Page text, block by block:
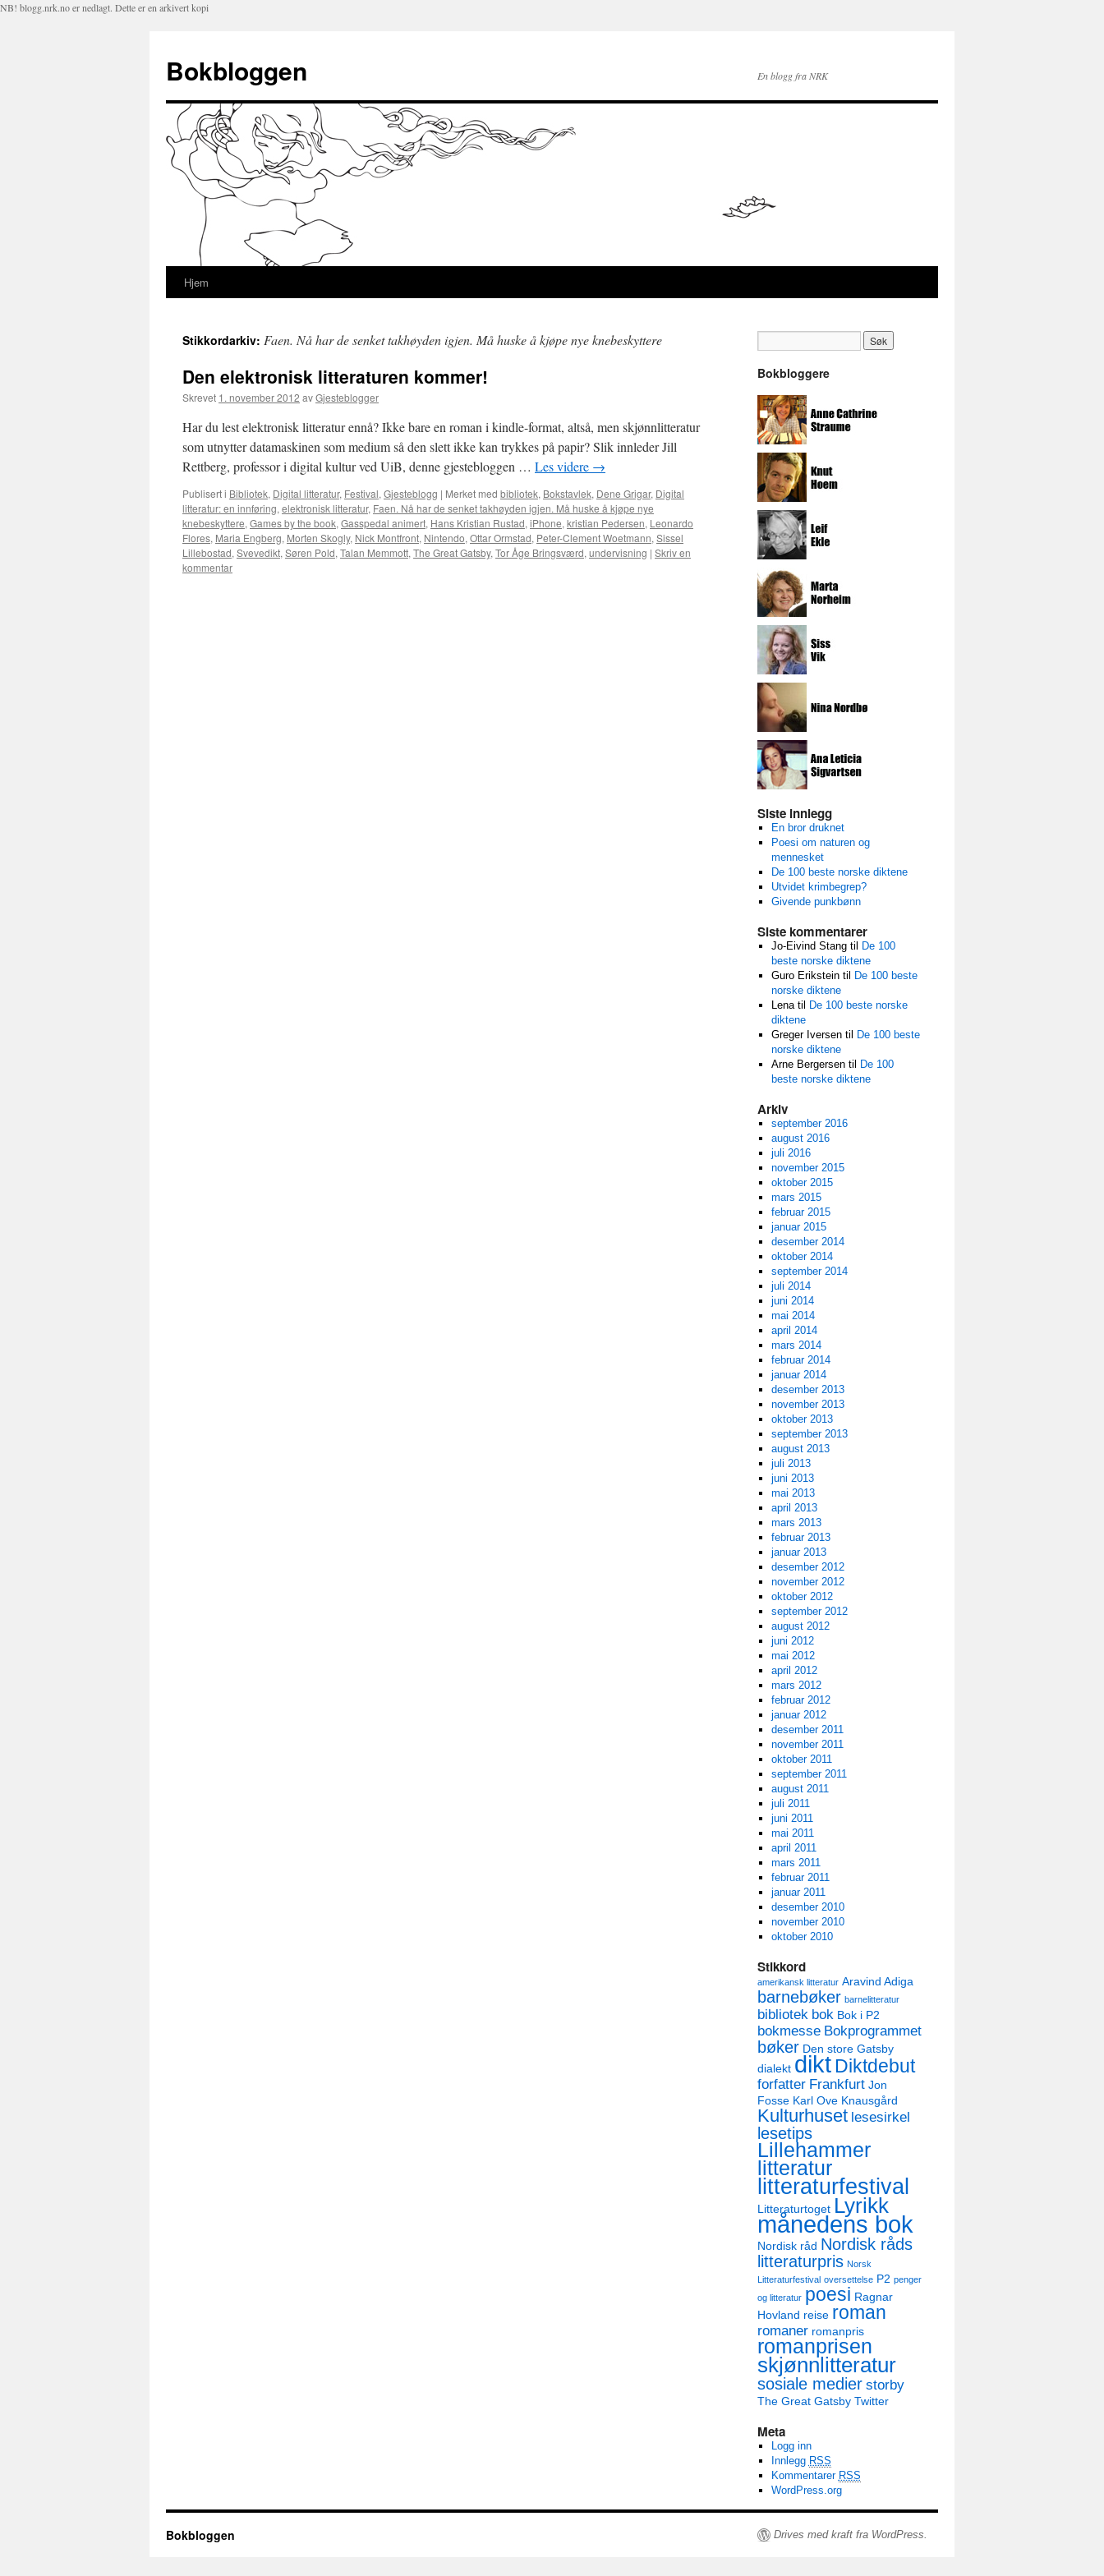
NB! blogg.nrk.no er nedlagt. Dette er en arkivert kopi
Bokbloggen En blogg fra NRK
Hopp
innhold
Hjem
Stikkordarkiv: Faen. Nå har de senket takhøyden igjen. Må huske å kjøpe nye knebeskyttere
Den elektronisk litteraturen kommer!
Skrevet 1. november 2012 avGjesteblogger
Har du lest elektronisk litteratur ennå? Ikke bare en roman i kindle-format, altså, men skjønnlitteratur
som utnytter datamaskinen som medium så den slett ikke kan trykkes på papir? Slik innleder Jill
Rettberg, professor i digital kultur ved UiB, denne gjestebloggen … Les videre →
Publisert i Bibliotek, Digital litteratur, Festival, Gjesteblogg | Merket med bibliotek, Bokstavlek, Dene Grigar, Digital
litteratur: en innføring, elektronisk litteratur, Faen. Nå har de senket takhøyden igjen. Må huske å kjøpe nye
knebeskyttere, Games by the book, Gasspedal animert, Hans Kristian Rustad, iPhone, kristian Pedersen, Leonardo
Flores, Maria Engberg, Morten Skogly, Nick Montfront, Nintendo, Ottar Ormstad, Peter-Clement Woetmann, Sissel
Lillebostad, Svevedikt, Søren Pold, Talan Memmott, The Great Gatsby, Tor Åge Bringsværd, undervisning | Skriv en
kommentar
Bokbloggere
Siste innlegg
En bror druknet
Poesi om naturen og
mennesket
De 100 beste norske diktene
Utvidet krimbegrep?
Givende punkbønn
Siste kommentarer
Jo-Eivind Stangtil
De 100
beste norske diktene
Guro Eriksteintil
De 100 beste
norske diktene
Lenatil
De 100 beste norske
diktene
Greger Iversentil
De 100 beste
norske diktene
Arne Bergersentil
De 100
beste norske diktene
Arkiv
september 2016
august 2016
juli 2016
november 2015
oktober 2015
mars 2015
februar 2015
januar 2015
desember 2014
oktober 2014
september 2014
juli 2014
juni 2014
mai 2014
april 2014
mars 2014
februar 2014
januar 2014
desember 2013
november 2013
oktober 2013
september 2013
august 2013
juli 2013
juni 2013
mai 2013
april 2013
mars 2013
februar 2013
januar 2013
desember 2012
november 2012
oktober 2012
september 2012
august 2012
juni 2012
mai 2012
april 2012
mars 2012
februar 2012
januar 2012
desember 2011
november 2011
oktober 2011
september 2011
august 2011
juli 2011
juni 2011
mai 2011
april 2011
mars 2011
februar 2011
januar 2011
desember 2010
november 2010
oktober 2010
Stikkord
amerikansk litteratur Aravind Adiga
barnebøker barnelitteratur
bibliotek bok Bok i P2
bokmesse Bokprogrammet
bøker Den store Gatsby
dialekt diktDiktdebut
forfatter Frankfurt Jon
Fosse Karl Ove Knausgård
Kulturhuset lesesirkel
lesetips
Lillehammer
litteratur
litteraturfestival
Litteraturtoget Lyrikk
månedens bok
Nordisk råd Nordisk råds
litteraturpris Norsk
Litteraturfestival oversettelse P2 penger
og litteratur poesi Ragnar
Hovland reise roman
romaner romanpris
romanprisen
skjønnlitteratur
sosiale medier storby
The Great Gatsby Twitter
Meta
Logg inn
Innlegg RSS
Kommentarer RSS
WordPress.org
Bokbloggen Drives med kraft fra WordPress.